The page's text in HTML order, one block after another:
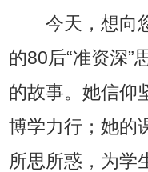
今天，想向
的80后“准资深
的故事。她信仰
博学力行；她的
所思所惑，为学